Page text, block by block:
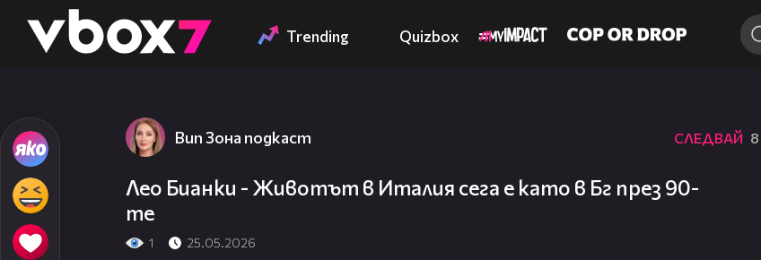
👾 Trending Quizbox
Вип Зона подкаст СЛЕДВАЙ 8
Лео Бианки - Животът в Италия сега е като в Бг през 90-
те
1 25.05.2026